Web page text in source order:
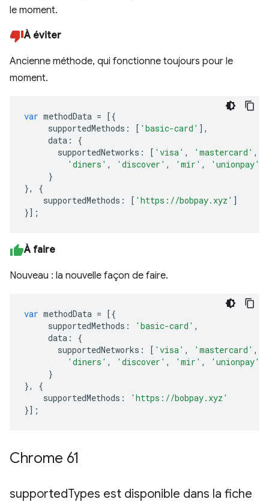
le moment.
À éviter
Ancienne méthode, qui fonctionne toujours pour le
moment.
var methodData = [{
supportedMethods : [ 'basic-card' ],
data :
{
supportedNetworks : [ 'visa' , 'mastercard' ,
'diners' , 'discover' , 'mir' , 'unionpay'
}
},
{
supportedMethods : [ 'https://bobpay.xyz' ]
}];
À faire
Nouveau : la nouvelle façon de faire.
var methodData = [{
supportedMethods : 'basic-card' ,
data :
{
supportedNetworks : [ 'visa' , 'mastercard' ,
'diners' , 'discover' , 'mir' , 'unionpay'
}
},
{
supportedMethods :
'https://bobpay.xyz'
}];
Chrome 61
supportedTypes est disponible dans la fiche